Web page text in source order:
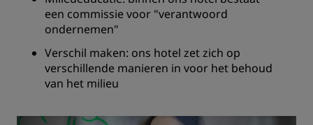
een commissie voor "verantwoord
ondernemen"
Verschil maken: ons hotel zet zich op
verschillende manieren in voor het behoud
van het milieu